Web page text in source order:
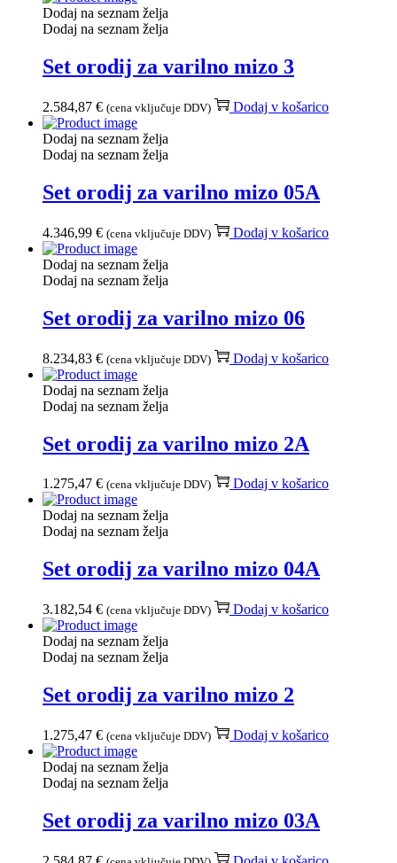
Dodaj na seznam želja
Dodaj na seznam želja
Set orodij za varilno mizo 3
2.584,87 € (cena vključuje DDV) Dodaj v košarico
Dodaj na seznam želja
Dodaj na seznam želja
Set orodij za varilno mizo 05A
4.346,99 € (cena vključuje DDV) Dodaj v košarico
Dodaj na seznam želja
Dodaj na seznam želja
Set orodij za varilno mizo 06
8.234,83 € (cena vključuje DDV) Dodaj v košarico
Dodaj na seznam želja
Dodaj na seznam želja
Set orodij za varilno mizo 2A
1.275,47 € (cena vključuje DDV) Dodaj v košarico
Dodaj na seznam želja
Dodaj na seznam želja
Set orodij za varilno mizo 04A
3.182,54 € (cena vključuje DDV) Dodaj v košarico
Dodaj na seznam želja
Dodaj na seznam želja
Set orodij za varilno mizo 2
1.275,47 € (cena vključuje DDV) Dodaj v košarico
Dodaj na seznam želja
Dodaj na seznam želja
Set orodij za varilno mizo 03A